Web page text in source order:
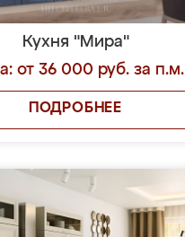
Кухня "Мира"
от 36 000 руб. за п.м.
ПОДРОБНЕЕ